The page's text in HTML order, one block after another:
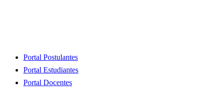
Close
Portal Postulantes
Portal Estudiantes
Portal Docentes